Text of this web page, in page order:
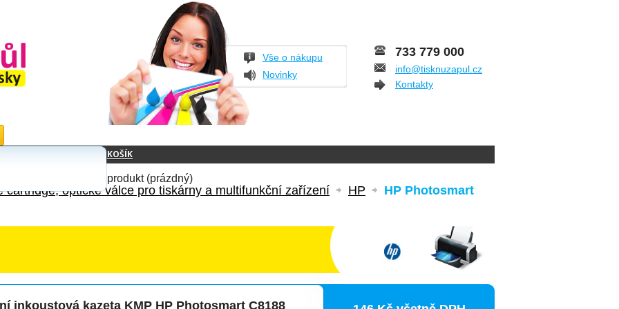
Vše o nákupu
Novinky
733 779 000
info@tisknuzapul.cz
Kontakty
KOŠÍK
produkt (prázdný)
cartridge, optické válce pro tiskárny a multifunkční zařízení HP
HP Photosmart
inkoustová kazeta KMP HP Photosmart C8188